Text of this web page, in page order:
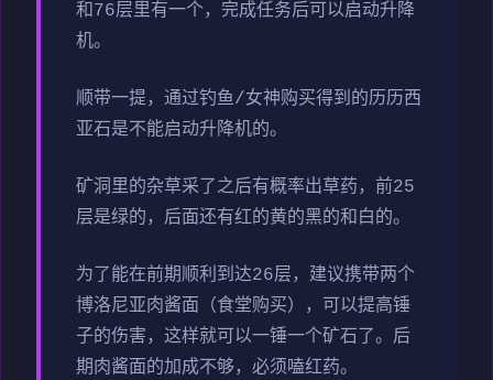
和76层里有一个，完成任务后可以启动升降
机。
顺带一提，通过钓鱼/女神购买得到的历历西
亚石是不能启动升降机的。
矿洞里的杂草采了之后有概率出草药，前25
层是绿的，后面还有红的黄的黑的和白的。
为了能在前期顺利到达26层，建议携带两个
博洛尼亚肉酱面（食堂购买），可以提高锤
子的伤害，这样就可以一锤一个矿石了。后
期肉酱面的加成不够，必须嗑红药。